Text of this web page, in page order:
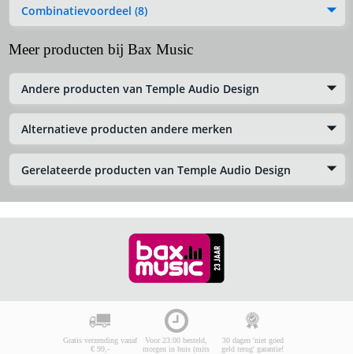
Combinatievoordeel (8)
Meer producten bij Bax Music
Andere producten van Temple Audio Design
Alternatieve producten andere merken
Gerelateerde producten van Temple Audio Design
Gratis verzending vanaf
€ 99,-
Voor 23:00 besteld,
morgen in huis (mits
30 dagen 'niet goed
geld terug' garantie!